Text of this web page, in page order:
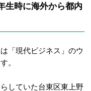
時に海外から都内
「現代ビジネス」のウ
。
していた台東区東上野